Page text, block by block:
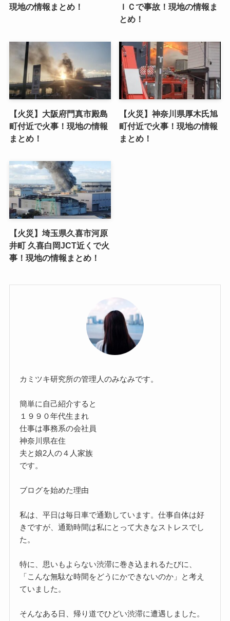
現地の情報まとめ！
ＩＣで事故！現地の情報ま
とめ！
【火災】大阪府門真市殿島
町付近で火事！現地の情報
まとめ！
【火災】神奈川県厚木氏旭
町付近で火事！現地の情報
まとめ！
【火災】埼玉県久喜市河原
井町 久喜白岡JCT近くで火
事！現地の情報まとめ！
カミツキ研究所の管理人のみなみです。
簡単に自己紹介すると
１９９０年代生まれ
仕事は事務系の会社員
神奈川県在住
夫と娘2人の４人家族
です。
ブログを始めた理由
私は、平日は毎日車で通勤しています。仕事自体は好
きですが、通勤時間は私にとって大きなストレスでし
た。
特に、思いもよらない渋滞に巻き込まれるたびに、
「こんな無駄な時間をどうにかできないのか」と考え
ていました。
そんなある日、帰り道でひどい渋滞に遭遇しました。